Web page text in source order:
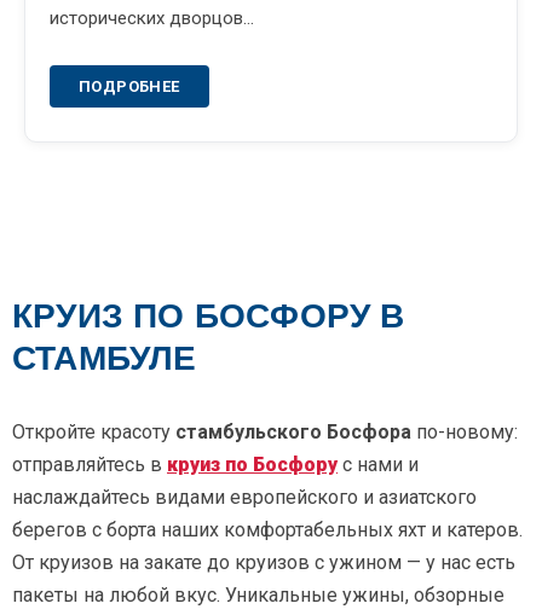
исторических дворцов…
ПОДРОБНЕЕ
КРУИЗ ПО БОСФОРУ В
СТАМБУЛЕ
Откройте красоту стамбульского Босфора по-новому:
отправляйтесь в круиз по Босфорус нами и
наслаждайтесь видами европейского и азиатского
берегов с борта наших комфортабельных яхт и катеров.
От круизов на закате до круизов с ужином — у нас есть
пакеты на любой вкус. Уникальные ужины, обзорные